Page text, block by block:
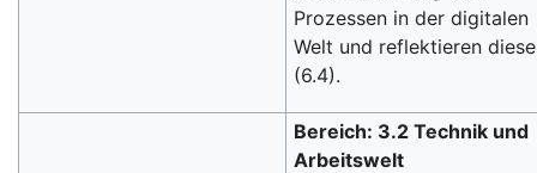
Prozessen in der digitalen
Welt und reflektieren diese
(6.4).
Bereich: 3.2 Technik und
Arbeitswelt